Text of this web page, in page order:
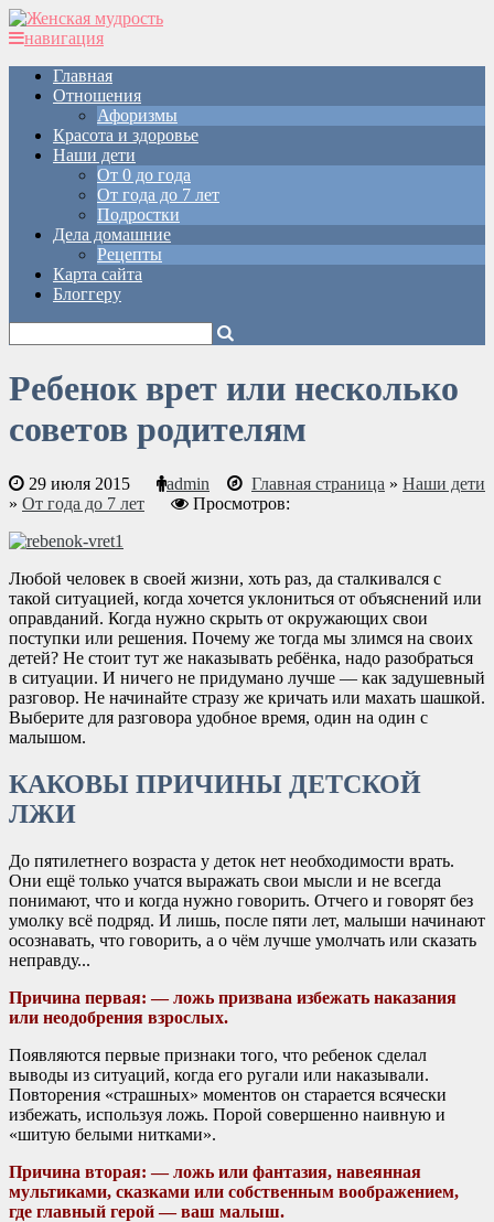
навигация
Главная
Отношения
Афоризмы
Красота и здоровье
Наши дети
От 0 до года
От года до 7 лет
Подростки
Дела домашние
Рецепты
Карта сайта
Блоггеру
Ребенок врет или несколько
советов родителям
29 июля 2015 admin Главная страница » Наши дети
» От года до 7 лет Просмотров:
Любой человек в своей жизни, хоть раз, да сталкивался с
такой ситуацией, когда хочется уклониться от объяснений или
оправданий. Когда нужно скрыть от окружающих свои
поступки или решения. Почему же тогда мы злимся на своих
детей? Не стоит тут же наказывать ребёнка, надо разобраться
в ситуации. И ничего не придумано лучше — как задушевный
разговор. Не начинайте стразу же кричать или махать шашкой.
Выберите для разговора удобное время, один на один с
малышом.
КАКОВЫ ПРИЧИНЫ ДЕТСКОЙ
ЛЖИ
До пятилетнего возраста у деток нет необходимости врать.
Они ещё только учатся выражать свои мысли и не всегда
понимают, что и когда нужно говорить. Отчего и говорят без
умолку всё подряд. И лишь, после пяти лет, малыши начинают
осознавать, что говорить, а о чём лучше умолчать или сказать
неправду...
Причина первая: — ложь призвана избежать наказания
или неодобрения взрослых.
Появляются первые признаки того, что ребенок сделал
выводы из ситуаций, когда его ругали или наказывали.
Повторения «страшных» моментов он старается всячески
избежать, используя ложь. Порой совершенно наивную и
«шитую белыми нитками».
Причина вторая: — ложь или фантазия, навеянная
мультиками, сказками или собственным воображением,
где главный герой — ваш малыш.